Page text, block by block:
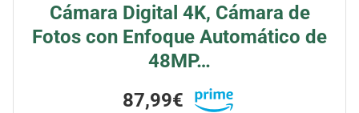
Cámara Digital 4K, Cámara de
Fotos con Enfoque Automático de
48MP…
87,99€